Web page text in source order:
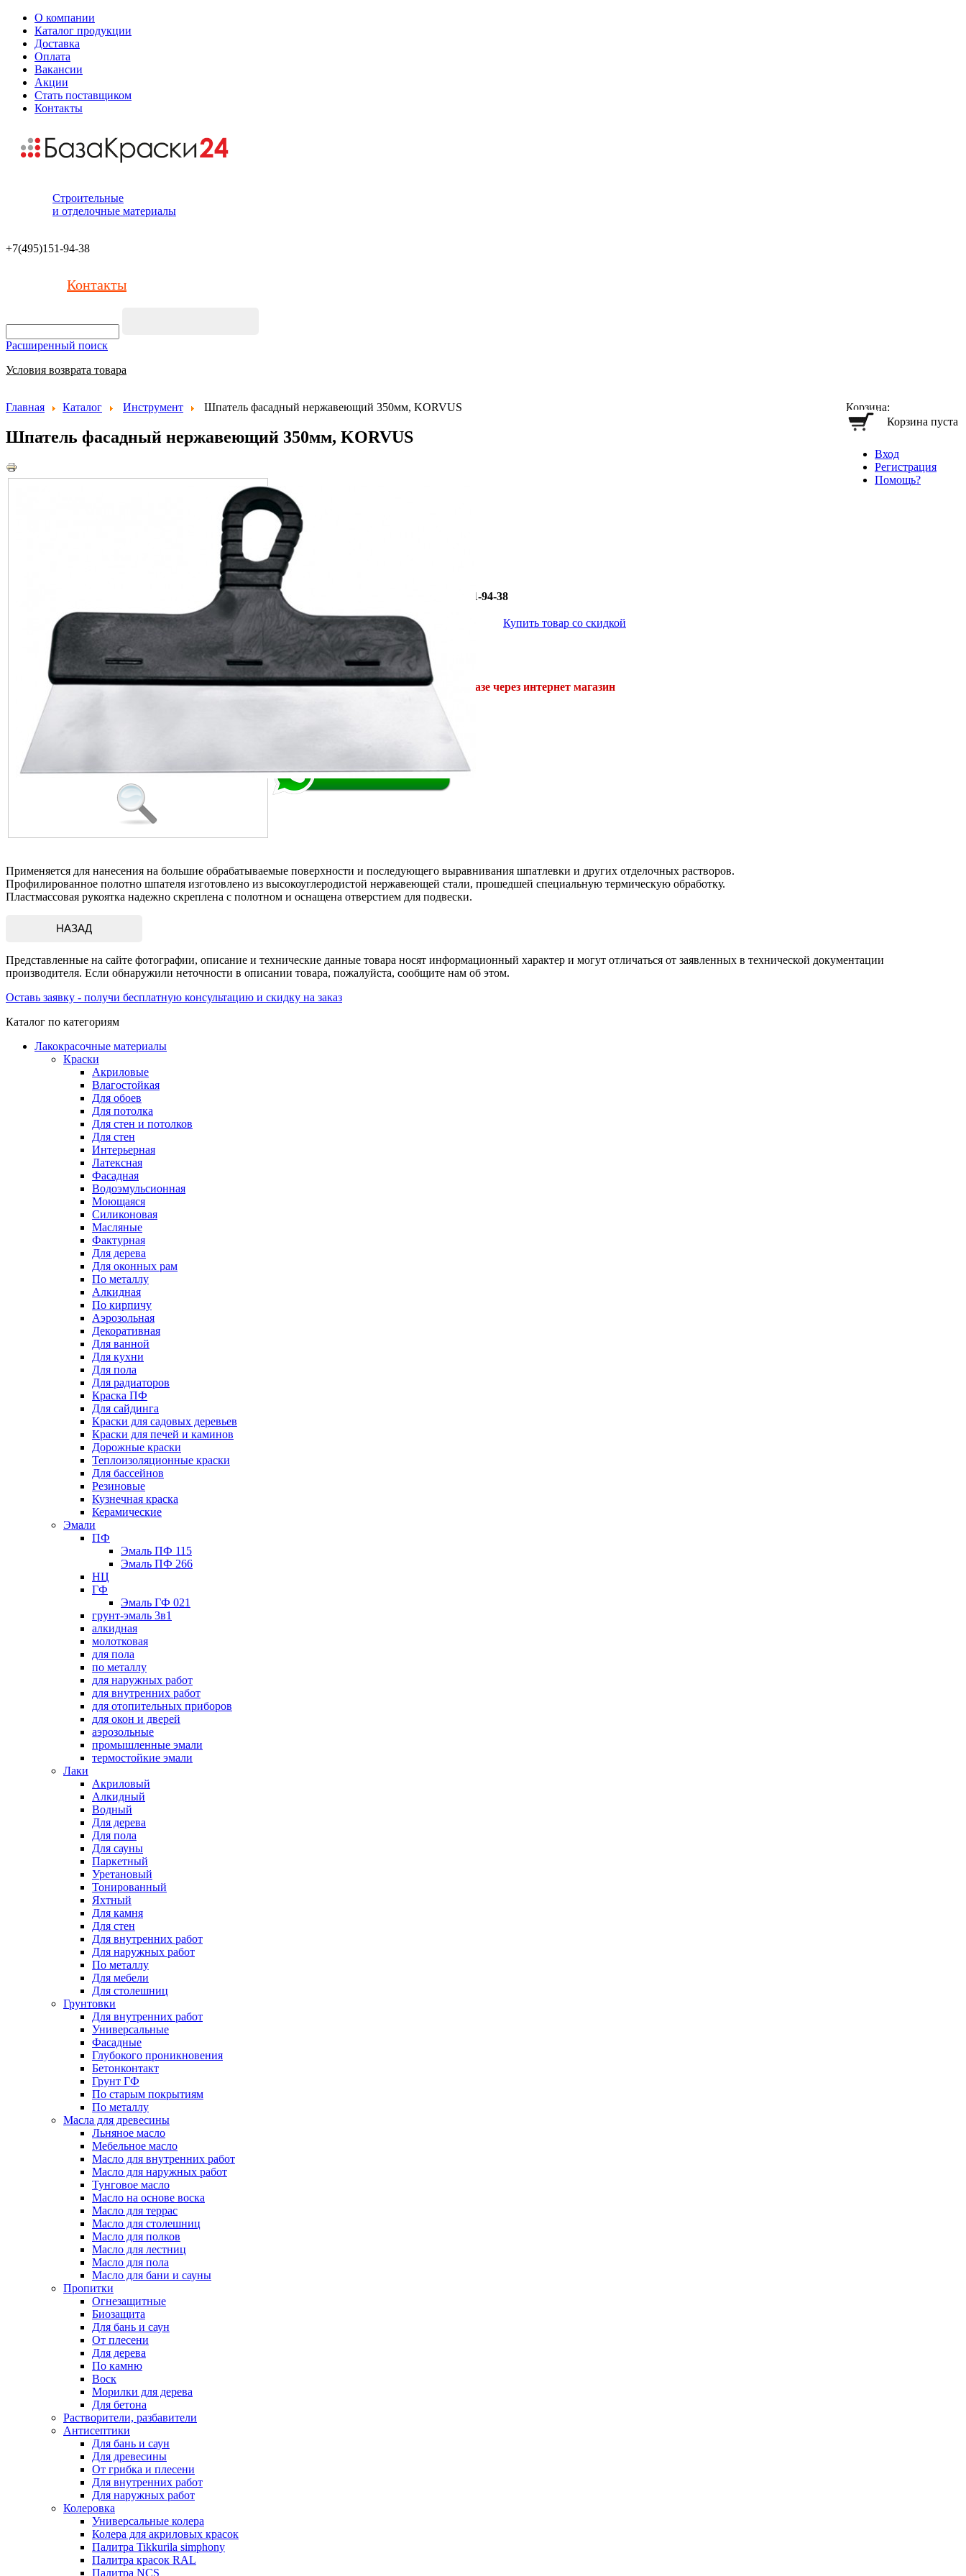
О компании
Каталог продукции
Доставка
Оплата
Вакансии
Акции
Стать поставщиком
Контакты
Строительные
и отделочные материалы
+7(495)151-94-38
Контакты
Расширенный поиск
Условия возврата товара
Корзина:
Корзина пуста
Вход
Регистрация
Помощь?
Главная Каталог Инструмент Шпатель фасадный нержавеющий 350мм, KORVUS
Шпатель фасадный нержавеющий 350мм, KORVUS
Код: 766627
Цена до 10 000 руб.:
Цена от 10 000 руб.:
Цена от 30 000 руб.: Звоните: +7(495)151-94-38
Купить товар со скидкой
Действующие акции
Условия скидок %
Доставка
Дополнительная скидка2%при заказе через интернет магазин
Применяется для нанесения на большие обрабатываемые поверхности и последующего выравнивания шпатлевки и других отделочных растворов.
Профилированное полотно шпателя изготовлено из высокоуглеродистой нержавеющей стали, прошедшей специальную термическую обработку.
Пластмассовая рукоятка надежно скреплена с полотном и оснащена отверстием для подвески.
Представленные на сайте фотографии, описание и технические данные товара носят информационный характер и могут отличаться от заявленных в технической документации
производителя. Если обнаружили неточности в описании товара, пожалуйста, сообщите нам об этом.
Оставь заявку - получи бесплатную консультацию и скидку на заказ
Каталог по категориям
Лакокрасочные материалы
Краски
Акриловые
Влагостойкая
Для обоев
Для потолка
Для стен и потолков
Для стен
Интерьерная
Латексная
Фасадная
Водоэмульсионная
Моющаяся
Силиконовая
Масляные
Фактурная
Для дерева
Для оконных рам
По металлу
Алкидная
По кирпичу
Аэрозольная
Декоративная
Для ванной
Для кухни
Для пола
Для радиаторов
Краска ПФ
Для сайдинга
Краски для садовых деревьев
Краски для печей и каминов
Дорожные краски
Теплоизоляционные краски
Для бассейнов
Резиновые
Кузнечная краска
Керамические
Эмали
ПФ
Эмаль ПФ 115
Эмаль ПФ 266
НЦ
ГФ
Эмаль ГФ 021
грунт-эмаль 3в1
алкидная
молотковая
для пола
по металлу
для наружных работ
для внутренних работ
для отопительных приборов
для окон и дверей
аэрозольные
промышленные эмали
термостойкие эмали
Лаки
Акриловый
Алкидный
Водный
Для дерева
Для пола
Для сауны
Паркетный
Уретановый
Тонированный
Яхтный
Для камня
Для стен
Для внутренних работ
Для наружных работ
По металлу
Для мебели
Для столешниц
Грунтовки
Для внутренних работ
Универсальные
Фасадные
Глубокого проникновения
Бетонконтакт
Грунт ГФ
По старым покрытиям
По металлу
Масла для древесины
Льняное масло
Мебельное масло
Масло для внутренних работ
Масло для наружных работ
Тунговое масло
Масло на основе воска
Масло для террас
Масло для столешниц
Масло для полков
Масло для лестниц
Масло для пола
Масло для бани и сауны
Пропитки
Огнезащитные
Биозащита
Для бань и саун
От плесени
Для дерева
По камню
Воск
Морилки для дерева
Для бетона
Растворители, разбавители
Антисептики
Для бань и саун
Для древесины
От грибка и плесени
Для внутренних работ
Для наружных работ
Колеровка
Универсальные колера
Колера для акриловых красок
Палитра Tikkurila simphony
Палитра красок RAL
Палитра NCS